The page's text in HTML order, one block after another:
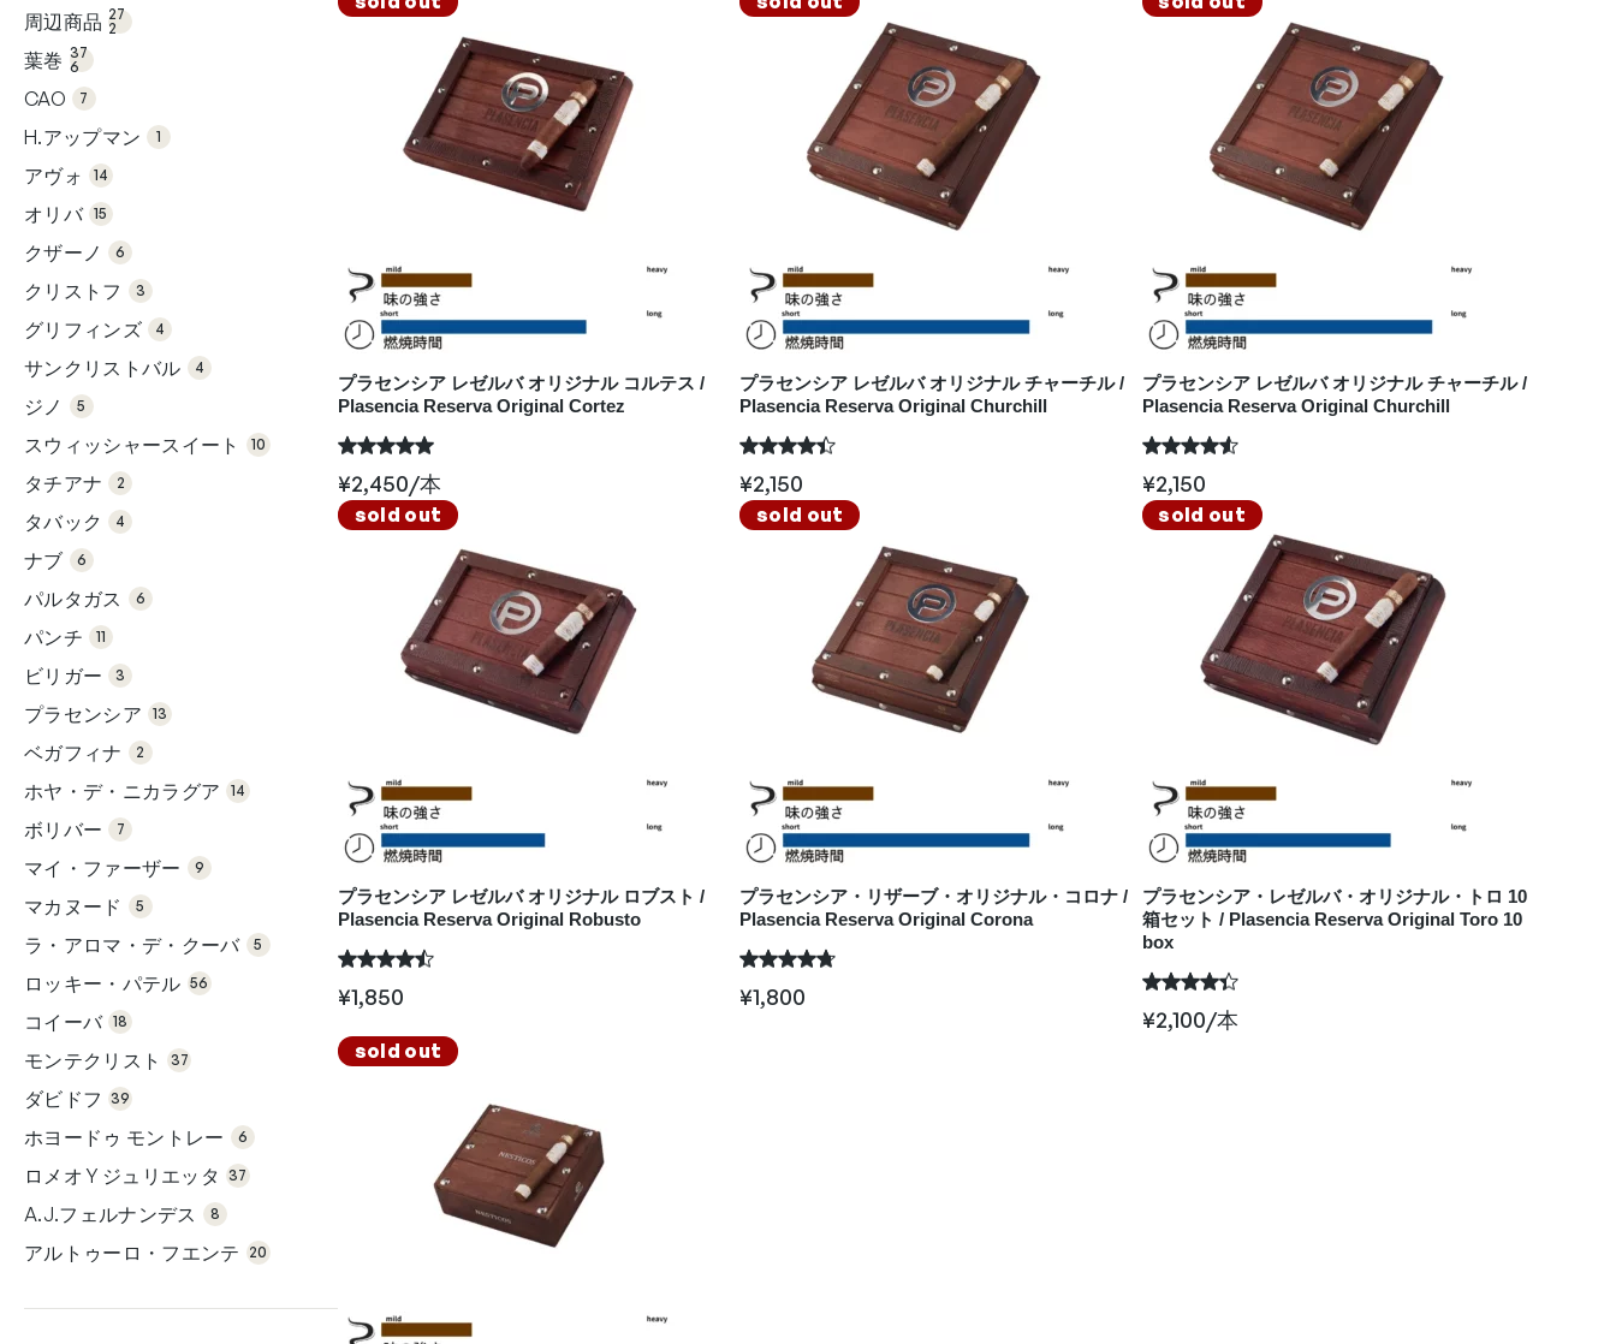
品
周辺商品 27
2
2個
の
商
葉巻 37
6
37
6個
の
商
品
CAO 7
7個
の
商
H.アップマン 1
の
商
アヴォ 14
14
個
の
商
品
オリバ 15
15
個
の
商
クザーノ 6
の
商
クリストフ 3
の
商
グリフィンズ 4
4個
の
商
サンクリストバル 4
の
商
ジノ 5
5個
の
商
スウィッシャースイート 10
個
の
商
タチアナ 2
2個
の
商
タバック 4
4個
の
商
ナブ 6
6個
の
商
パルタガス 6
の
商
パンチ 11
11個
の
商
ビリガー 3
の
商
プラセンシア 13
個
の
商
品
ベガフィナ 2
の
商
ホヤ・デ・ニカラグア 14
個
の
商
ボリバー 7
の
商
マイ・ファーザー 9
の
商
マカヌード 5
5個
の
商
ラ・アロマ・デ・クーバ 5
の
商
ロッキー・パテル 56
56
個
の
商
コイーバ 18
18
個
の
商
品
モンテクリスト 37
個
の
商
ダビドフ 39
39
個
の
商
ホヨードゥ モントレー 6
の
商
ロメオ Y ジュリエッタ 37
37
個
の
商
A.J.フェルナンデス 8
8個
の
商
アルトゥーロ・フエンテ 20
個
の
商
プラセンシア レゼルバ オリジナル コルテス /
Plasencia Reserva Original Cortez
¥2,450/本
プラセンシア レゼルバ オリジナル チャーチル /
Plasencia Reserva Original Churchill
¥2,150
プラセンシア レゼルバ オリジナル チャーチル /
Plasencia Reserva Original Churchill
¥2,150
sold out
プラセンシア レゼルバ オリジナル ロブスト /
Plasencia Reserva Original Robusto
¥1,850
sold out
プラセンシア・リザーブ・オリジナル・コロナ /
Plasencia Reserva Original Corona
¥1,800
sold out
プラセンシア・レゼルバ・オリジナル・トロ 10
箱セット / Plasencia Reserva Original Toro 10
box
¥2,100/本
sold out